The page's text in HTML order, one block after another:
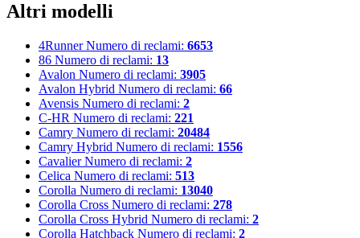
Altri modelli
4Runner Numero di reclami: 6653
86 Numero di reclami: 13
Avalon Numero di reclami: 3905
Avalon Hybrid Numero di reclami: 66
Avensis Numero di reclami: 2
C-HR Numero di reclami: 221
Camry Numero di reclami: 20484
Camry Hybrid Numero di reclami: 1556
Cavalier Numero di reclami: 2
Celica Numero di reclami: 513
Corolla Numero di reclami: 13040
Corolla Cross Numero di reclami: 278
Corolla Cross Hybrid Numero di reclami: 2
Corolla Hatchback Numero di reclami: 2